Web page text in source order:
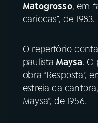
Matogrosso, em
cariocas”, de 1983.
O repertório
paulista Maysa. O
obra “Resposta”,
estreia da
Maysa”, de 1956.